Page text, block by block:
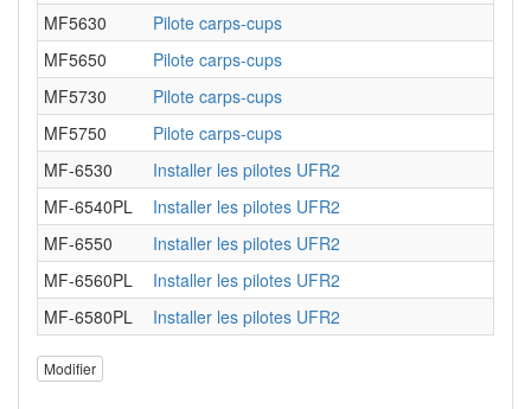
MF5630
Pilote carps-cups
MF5650
Pilote carps-cups
MF5730
Pilote carps-cups
MF5750
Pilote carps-cups
MF-6530
Installer les pilotes UFR2
MF-6540PL
Installer les pilotes UFR2
MF-6550
Installer les pilotes UFR2
MF-6560PL
Installer les pilotes UFR2
MF-6580PL
Installer les pilotes UFR2
Modifier